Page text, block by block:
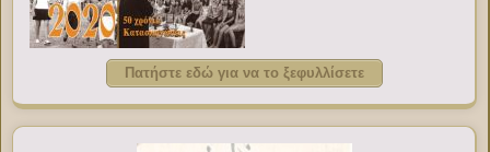
Πατήστε εδώ για να το ξεφυλλίσετε